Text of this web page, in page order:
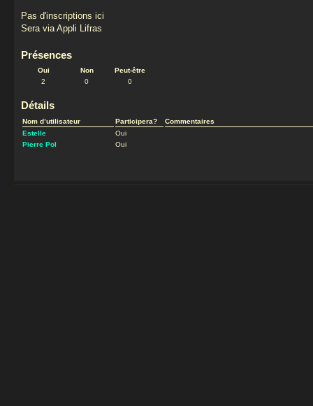
Pas d'inscriptions ici
Sera via Appli Lifras
Présences
Oui Non
Peut-être
2
0 0
Détails
Nom d’utilisateur Participera?
Commentaires
Estelle
Oui
Pierre Pol
Oui